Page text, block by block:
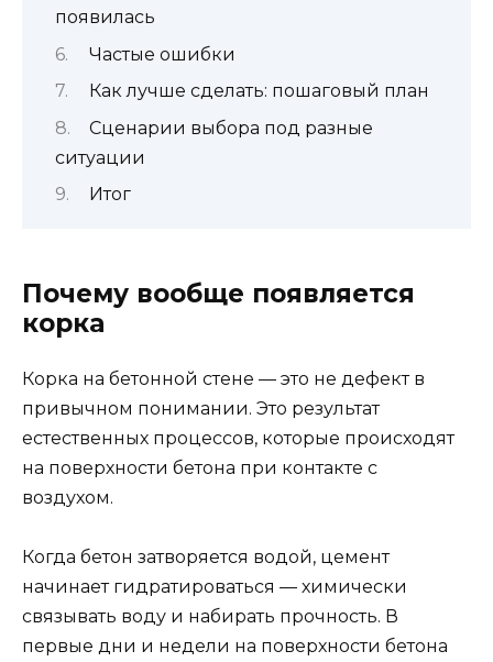
появилась
Частые ошибки
Как лучше сделать: пошаговый план
Сценарии выбора под разные
ситуации
Итог
Почему вообще появляется
корка
Корка на бетонной стене — это не дефект в
привычном понимании. Это результат
естественных процессов, которые происходят
на поверхности бетона при контакте с
воздухом.
Когда бетон затворяется водой, цемент
начинает гидратироваться — химически
связывать воду и набирать прочность. В
первые дни и недели на поверхности бетона